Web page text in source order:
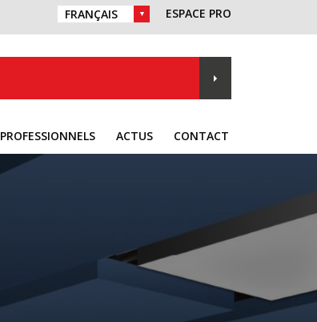
CHOIX DE LA LANGUE :ESPACE PRO
PROFESSIONNELS ACTUS CONTACT